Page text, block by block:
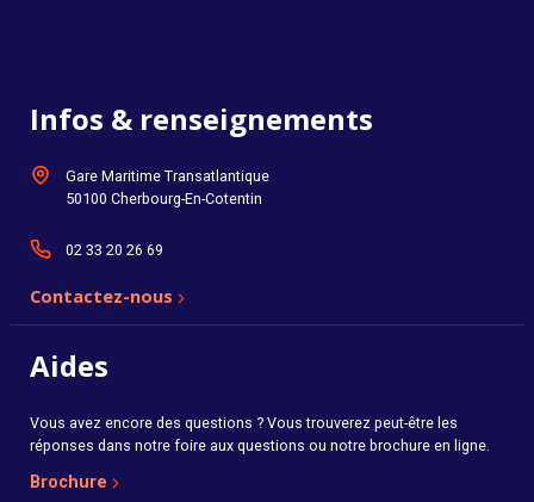
Infos & renseignements
Gare Maritime Transatlantique
50100 Cherbourg-En-Cotentin
02 33 20 26 69
Contactez-nous
Aides
Vous avez encore des questions ? Vous trouverez peut-être les
réponses dans notre foire aux questions ou notre brochure en ligne.
Brochure